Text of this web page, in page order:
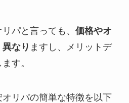
パと言っても、 価格やオ
なり ますし、メリットデ
す。
リパの簡単な特徴を以下